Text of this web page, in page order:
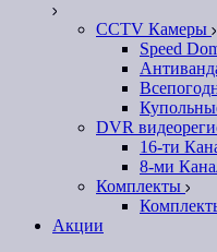
CCTV Камеры
Speed
DVR
16-ти
8-ми
Комплекты
Акции